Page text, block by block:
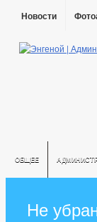
Новости
ОБЩЕЕ
Не